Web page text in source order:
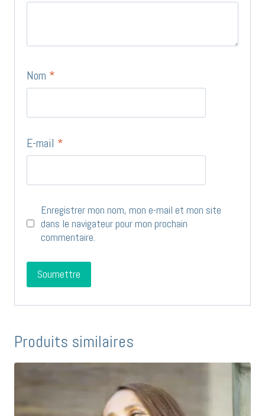
Nom *
E-mail *
Enregistrer mon nom, mon e-mail et mon site
dans le navigateur pour mon prochain
commentaire.
Produits similaires